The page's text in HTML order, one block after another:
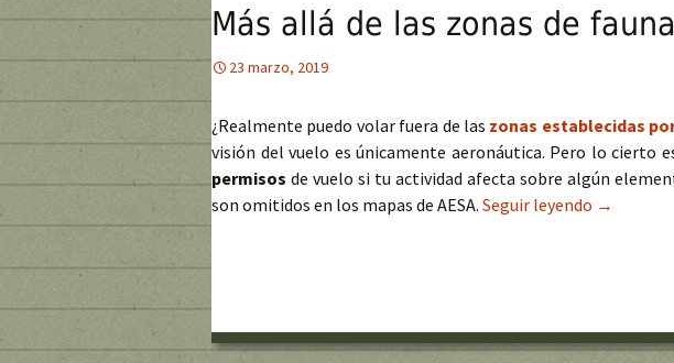
Más allá de las zonas de
23 marzo, 2019
¿Realmente puedo volar fuera de las zonas establecidas por
visión del vuelo es únicamente aeronáutica. Pero lo cierto
permisos de vuelo si tu actividad afecta sobre algún
son omitidos en los mapas de AESA. Seguir leyendo Más allá
→